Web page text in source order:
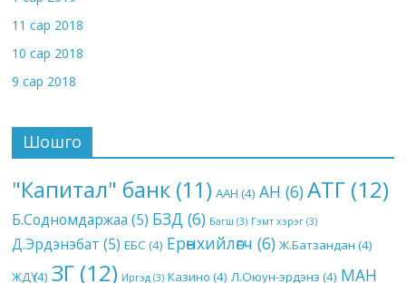
11 сар 2018
10 сар 2018
9 сар 2018
Шошго
"Капитал" банк (11) ААН (4) АН (6)АТГ (12)
Б.Содномдаржаа (5) БЗД (6) Багш (3) Гэмт хэрэг (3)
Д.Эрдэнэбат (5) ЕБС (4) Ерөнхийлөгч (6) Ж.Батзандан (4)
ЖДҮ(4) ЗГ (12) Иргэд (3) Казино (4) Л.Оюун-эрдэнэ (4) МАН